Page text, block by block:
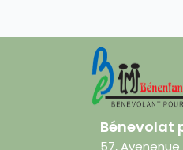
Bénevolat
57,